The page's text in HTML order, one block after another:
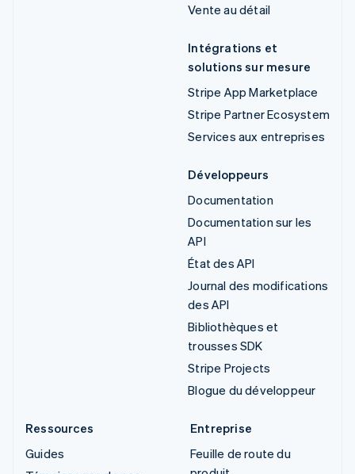
Vente au détail
Intégrations et
solutions sur mesure
Stripe App Marketplace
Stripe Partner Ecosystem
Services aux entreprises
Développeurs
Documentation
Documentation sur les
API
État des API
Journal des modifications
des API
Bibliothèques et
trousses SDK
Stripe Projects
Blogue du développeur
Ressources
Guides
Entreprise
Feuille de route du